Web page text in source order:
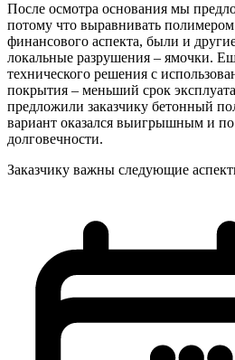
После осмотра основания мы
потому что выравнивать
финансового аспекта, были и
локальные разрушения – ямочки.
технического решения с
покрытия – меньший срок
предложили заказчику бетонный
вариант оказался выигрышным и
долговечности.
Заказчику важны следующие